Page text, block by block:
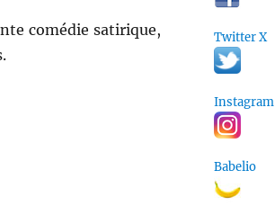
comédie satirique,
Twitter X
Instagram
Babelio